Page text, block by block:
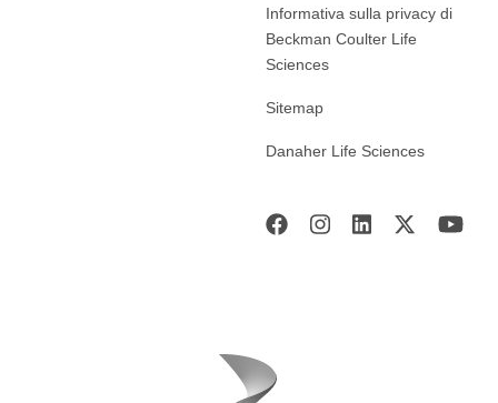
Informativa sulla privacy di
Beckman Coulter Life
Sciences
Sitemap
Danaher Life Sciences